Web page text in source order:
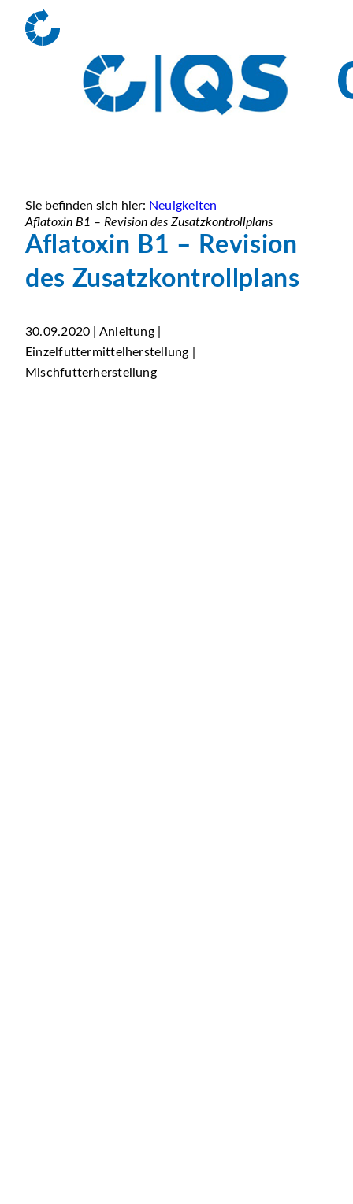
Sie befinden sich hier: Neuigkeiten
Aflatoxin B1 – Revision des Zusatzkontrollplans
Aflatoxin B1 – Revision
des Zusatzkontrollplans
30.09.2020 | Anleitung |
Einzelfuttermittelherstellung |
Mischfutterherstellung